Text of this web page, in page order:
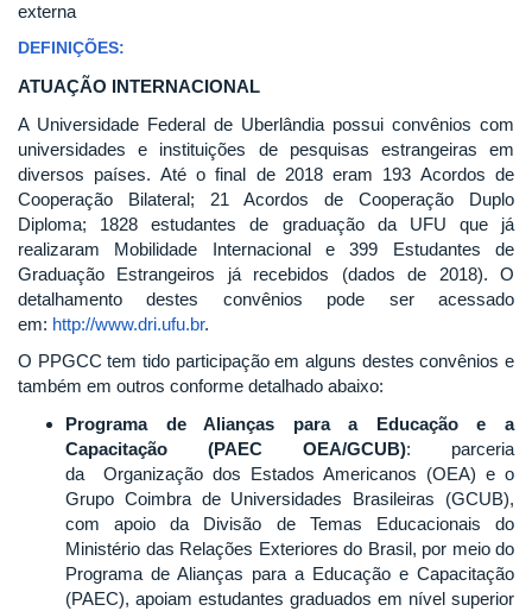
externa
DEFINIÇÕES:
ATUAÇÃO INTERNACIONAL
A Universidade Federal de Uberlândia possui convênios com
universidades e instituições de pesquisas estrangeiras em
diversos países. Até o final de 2018 eram 193 Acordos de
Cooperação Bilateral; 21 Acordos de Cooperação Duplo
Diploma; 1828 estudantes de graduação da UFU que já
realizaram Mobilidade Internacional e 399 Estudantes de
Graduação Estrangeiros já recebidos (dados de 2018). O
detalhamento destes convênios pode ser acessado
em: http://www.dri.ufu.br.
O PPGCC tem tido participação em alguns destes convênios e
também em outros conforme detalhado abaixo:
Programa de Alianças para a Educação e a
Capacitação (PAEC OEA/GCUB): parceria
da Organização dos Estados Americanos (OEA) e o
Grupo Coimbra de Universidades Brasileiras (GCUB),
com apoio da Divisão de Temas Educacionais do
Ministério das Relações Exteriores do Brasil, por meio do
Programa de Alianças para a Educação e Capacitação
(PAEC), apoiam estudantes graduados em nível superior